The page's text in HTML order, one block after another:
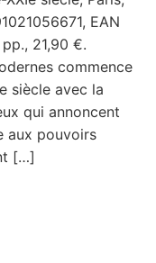
EAN
21,90 €.
commence
siècle avec la
qui annoncent
aux pouvoirs
[…]